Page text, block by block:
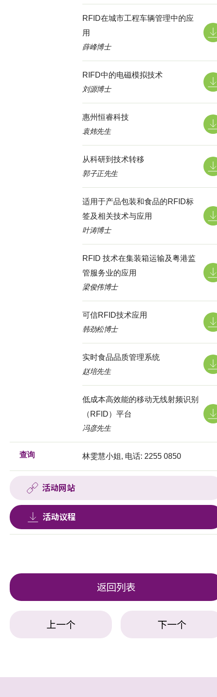
RFID在城市工程车辆管理中的应
用
薛峰博士
RIFD中的电磁模拟技术
刘源博士
惠州恒睿科技
袁炜先生
从科研到技术转移
郭子正先生
适用于产品包装和食品的RFID标
签及相关技术与应用
叶涛博士
RFID 技术在集装箱运输及粤港监
管服务业的应用
梁俊伟博士
可信RFID技术应用
韩劲松博士
实时食品品质管理系统
赵培先生
低成本高效能的移动无线射频识别
（RFID）平台
冯彦先生
查询 林雯慧小姐, 电话: 2255 0850
活动网站
活动议程
返回列表
上一个 下一个